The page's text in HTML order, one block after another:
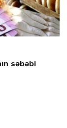
səbəbi